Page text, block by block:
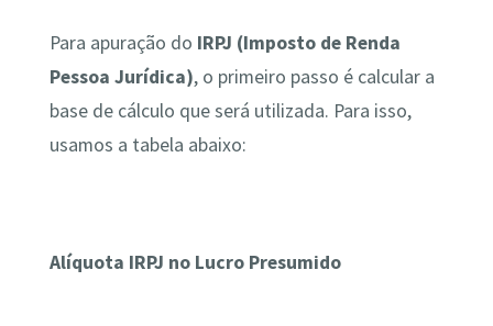
Para apuração do IRPJ (Imposto de Renda
Pessoa Jurídica), o primeiro passo é calcular a
base de cálculo que será utilizada. Para isso,
usamos a tabela abaixo:
Alíquota IRPJ no Lucro Presumido